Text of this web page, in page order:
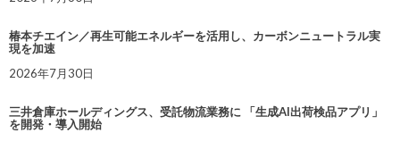
椿本チエイン／再生可能エネルギーを活用し、カーボンニュートラル実
現を加速
2026年7月30日
三井倉庫ホールディングス、受託物流業務に 「生成AI出荷検品アプリ」
を開発・導入開始